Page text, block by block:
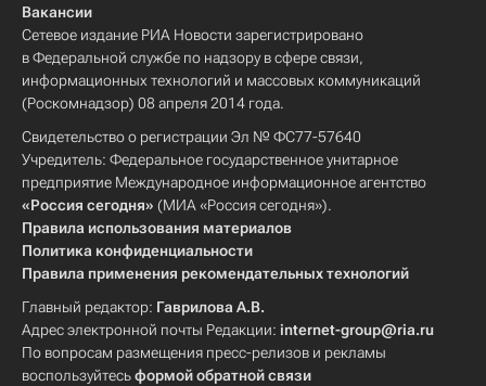
Вакансии
Сетевое издание РИА Новости зарегистрировано
в Федеральной службе по надзору в сфере связи,
информационных технологий и массовых коммуникаций
(Роскомнадзор) 08 апреля 2014 года.
Свидетельство о регистрации Эл № ФС77-57640
Учредитель: Федеральное государственное унитарное
предприятие Международное информационное агентство
«Россия сегодня» (МИА «Россия сегодня»).
Правила использования материалов
Политика конфиденциальности
Правила применения рекомендательных технологий
Главный редактор: Гаврилова А.В.
Адрес электронной почты Редакции: internet-group@ria.ru
По вопросам размещения пресс-релизов и рекламы
воспользуйтесьформой обратной связи